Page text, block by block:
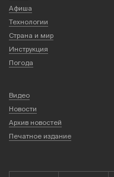
Афиша
Технологии
Страна и мир
Инструкция
Погода
Видео
Новости
Архив новостей
Печатное издание